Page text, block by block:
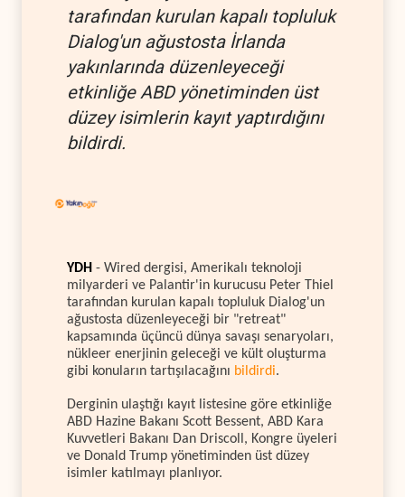
tarafından kurulan kapalı topluluk
Dialog'un ağustosta İrlanda
yakınlarında düzenleyeceği
etkinliğe ABD yönetiminden üst
düzey isimlerin kayıt yaptırdığını
bildirdi.
YDH - Wired dergisi, Amerikalı teknoloji
milyarderi ve Palantir'in kurucusu Peter Thiel
tarafından kurulan kapalı topluluk Dialog'un
ağustosta düzenleyeceği bir "retreat"
kapsamında üçüncü dünya savaşı senaryoları,
nükleer enerjinin geleceği ve kült oluşturma
gibi konuların tartışılacağını bildirdi.
Derginin ulaştığı kayıt listesine göre etkinliğe
ABD Hazine Bakanı Scott Bessent, ABD Kara
Kuvvetleri Bakanı Dan Driscoll, Kongre üyeleri
ve Donald Trump yönetiminden üst düzey
isimler katılmayı planlıyor.